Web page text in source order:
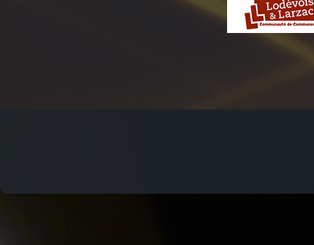
ATELIERS RADIOPHONIQUES
QUAND LA MUSIQUE EST BONNE